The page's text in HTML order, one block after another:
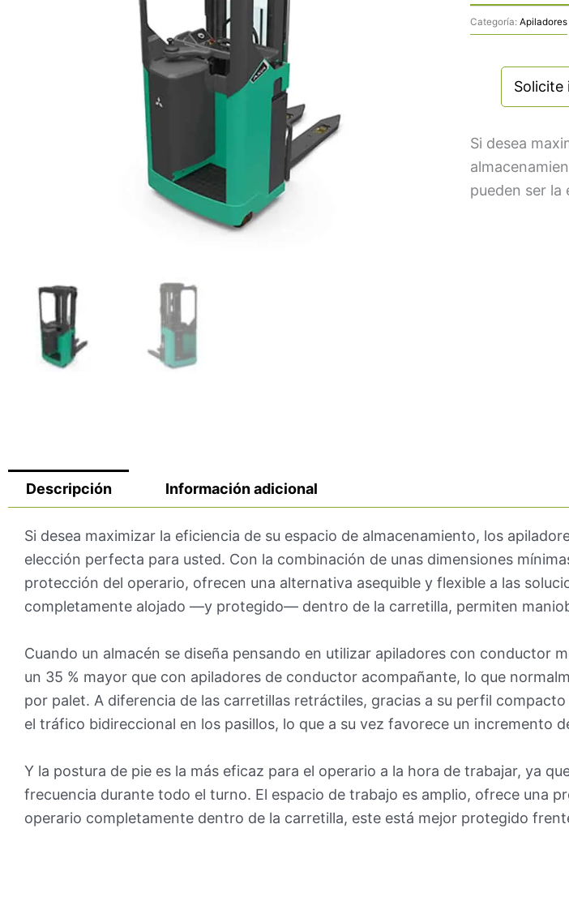
Categoría: Apiladores
Solicite
Si desea
pueden ser
Descripción Información adicional
Si desea maximizar la eficiencia de su espacio de almacenamiento, los
elección perfecta para usted. Con la combinación de unas dimensiones
protección del operario, ofrecen una alternativa asequible y flexible a las
completamente alojado —y protegido— dentro de la carretilla, permiten
Cuando un almacén se diseña pensando en utilizar apiladores con conductor
un 35 % mayor que con apiladores de conductor acompañante, lo que
por palet. A diferencia de las carretillas retráctiles, gracias a su perfil
el tráfico bidireccional en los pasillos, lo que a su vez favorece un incremento
Y la postura de pie es la más eficaz para el operario a la hora de trabajar, ya
frecuencia durante todo el turno. El espacio de trabajo es amplio, ofrece una
operario completamente dentro de la carretilla, este está mejor protegido